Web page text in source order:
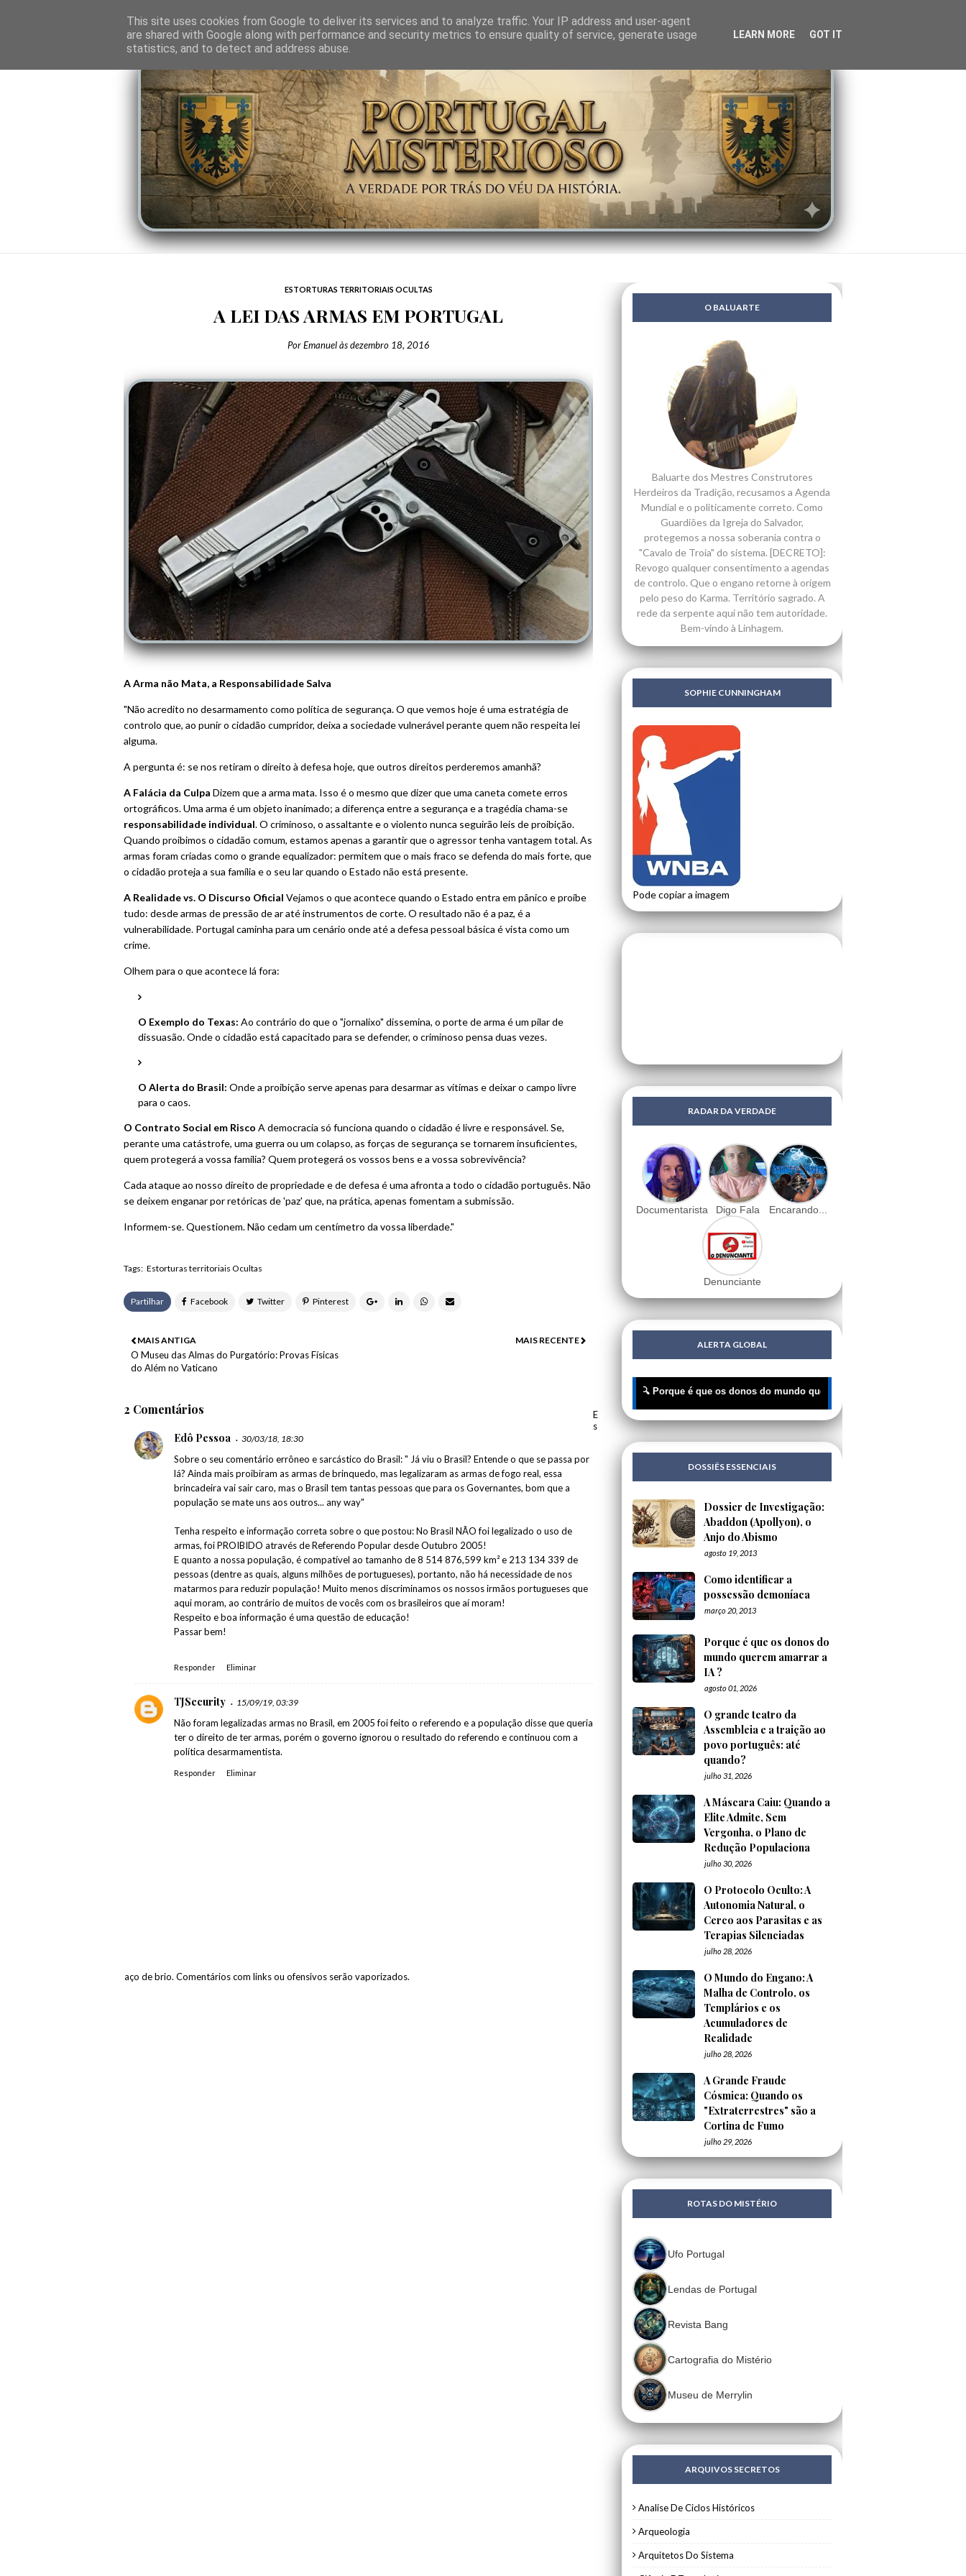
O PORTAL SOMBRAS DO PODER LINHAGEM SABEDORIA CIÊNCIA DO INVISÍVEL CONTRA-PODER ANJOS LENDAS
ESTORTURAS TERRITORIAIS OCULTAS
A LEI DAS ARMAS EM PORTUGAL
Por Emanuel àsdezembro 18, 2016
A Arma não Mata, a Responsabilidade Salva
"Não acredito no desarmamento como política de segurança. O que vemos hoje é uma estratégia de
controlo que, ao punir o cidadão cumpridor, deixa a sociedade vulnerável perante quem não respeita lei
alguma.
A pergunta é: se nos retiram o direito à defesa hoje, que outros direitos perderemos amanhã?
A Falácia da Culpa Dizem que a arma mata. Isso é o mesmo que dizer que uma caneta comete erros
ortográficos. Uma arma é um objeto inanimado; a diferença entre a segurança e a tragédia chama-se
responsabilidade individual. O criminoso, o assaltante e o violento nunca seguirão leis de proibição.
Quando proibimos o cidadão comum, estamos apenas a garantir que o agressor tenha vantagem total. As
armas foram criadas como o grande equalizador: permitem que o mais fraco se defenda do mais forte, que
o cidadão proteja a sua família e o seu lar quando o Estado não está presente.
A Realidade vs. O Discurso Oficial Vejamos o que acontece quando o Estado entra em pânico e proíbe
tudo: desde armas de pressão de ar até instrumentos de corte. O resultado não é a paz, é a
vulnerabilidade. Portugal caminha para um cenário onde até a defesa pessoal básica é vista como um
crime.
Olhem para o que acontece lá fora:
O Exemplo do Texas: Ao contrário do que o "jornalixo" dissemina, o porte de arma é um pilar de
dissuasão. Onde o cidadão está capacitado para se defender, o criminoso pensa duas vezes.
O Alerta do Brasil: Onde a proibição serve apenas para desarmar as vítimas e deixar o campo livre
para o caos.
O Contrato Social em Risco A democracia só funciona quando o cidadão é livre e responsável. Se,
perante uma catástrofe, uma guerra ou um colapso, as forças de segurança se tornarem insuficientes,
quem protegerá a vossa família? Quem protegerá os vossos bens e a vossa sobrevivência?
Cada ataque ao nosso direito de propriedade e de defesa é uma afronta a todo o cidadão português. Não
se deixem enganar por retóricas de 'paz' que, na prática, apenas fomentam a submissão.
Informem-se. Questionem. Não cedam um centímetro da vossa liberdade."
Tags: Estorturas territoriais Ocultas
Partilhar
MAIS RECENTE
MAIS ANTIGA
O Museu das Almas do Purgatório: Provas Físicas
do Além no Vaticano
2 Comentários
Edô Pessoa 30/03/18, 18:30
Sobre o seu comentário errôneo e sarcástico do Brasil: " Já viu o Brasil? Entende o que se passa por
lá? Ainda mais proibiram as armas de brinquedo, mas legalizaram as armas de fogo real, essa
brincadeira vai sair caro, mas o Brasil tem tantas pessoas que para os Governantes, bom que a
população se mate uns aos outros... any way"
Tenha respeito e informação correta sobre o que postou: No Brasil NÃO foi legalizado o uso de
armas, foi PROIBIDO através de Referendo Popular desde Outubro 2005!
E quanto a nossa população, é compatível ao tamanho de 8 514 876,599 km² e 213 134 339 de
pessoas (dentre as quais, alguns milhões de portugueses), portanto, não há necessidade de nos
matarmos para reduzir população! Muito menos discriminamos os nossos irmãos portugueses que
aqui moram, ao contrário de muitos de vocês com os brasileiros que aí moram!
Respeito e boa informação é uma questão de educação!
Passar bem!
Responder Eliminar
TJSecurity 15/09/19, 03:39
Não foram legalizadas armas no Brasil, em 2005 foi feito o referendo e a população disse que queria
ter o direito de ter armas, porém o governo ignorou o resultado do referendo e continuou com a
política desarmamentista.
Responder Eliminar
E
s
paço de brio. Comentários com links ou ofensivos serão vaporizados.
O BALUARTE
Baluarte dos Mestres Construtores
Herdeiros da Tradição, recusamos a Agenda
Mundial e o politicamente correto. Como
Guardiões da Igreja do Salvador,
protegemos a nossa soberania contra o
"Cavalo de Troia" do sistema. [DECRETO]:
Revogo qualquer consentimento a agendas
de controlo. Que o engano retorne à origem
pelo peso do Karma. Território sagrado. A
rede da serpente aqui não tem autoridade.
Bem-vindo à Linhagem.
SOPHIE CUNNINGHAM
Pode copiar a imagem
RADAR DA VERDADE
Documentarista Digo Fala Encarando...
Denunciante
ALERTA GLOBAL
🔥 ÚLTIMOS MISTÉRIOS: 🔍 Portugueses: A Corrente Invisível que nos Está a Roupar a Liberdade | 🔍 Porque é que os donos do mundo querem amarrar a IA ? | 🔍 O grande
DOSSIÊS ESSENCIAIS
Dossier de Investigação:
Abaddon (Apollyon), o
Anjo do Abismo
agosto 19, 2013
Como identificar a
possessão demoníaca
março 20, 2013
Porque é que os donos do
mundo querem amarrar a
IA ?
agosto 01, 2026
O grande teatro da
Assembleia e a traição ao
povo português: até
quando?
julho 31, 2026
A Máscara Caiu: Quando a
Elite Admite, Sem
Vergonha, o Plano de
Redução Populaciona
julho 30, 2026
O Protocolo Oculto: A
Autonomia Natural, o
Cerco aos Parasitas e as
Terapias Silenciadas
julho 28, 2026
O Mundo do Engano: A
Malha de Controlo, os
Templários e os
Acumuladores de
Realidade
julho 28, 2026
A Grande Fraude
Cósmica: Quando os
"Extraterrestres" são a
Cortina de Fumo
julho 29, 2026
ROTAS DO MISTÉRIO
Ufo Portugal
Lendas de Portugal
Revista Bang
Cartografia do Mistério
Museu de Merrylin
ARQUIVOS SECRETOS
Analise De Ciclos Históricos
Arqueologia
Arquitetos Do Sistema
This site uses cookies from Google to deliver its services and to analyze traffic. Your IP address and user-agent
are shared with Google along with performance and security metrics to ensure quality of service, generate usage
statistics, and to detect and address abuse.
LEARN MORE GOT IT